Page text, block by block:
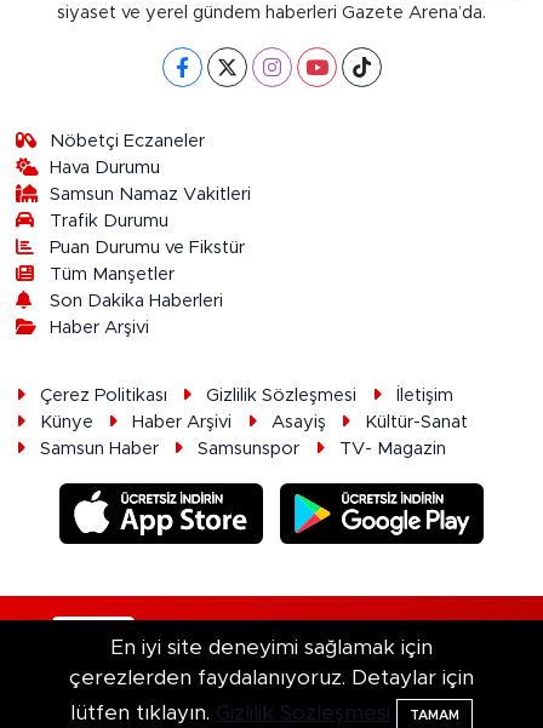
siyaset ve yerel gündem haberleri Gazete Arena’da.
Nöbetçi Eczaneler
Hava Durumu
Samsun Namaz Vakitleri
Trafik Durumu
Puan Durumu ve Fikstür
Tüm Manşetler
Son Dakika Haberleri
Haber Arşivi
Çerez Politikası Gizlilik Sözleşmesi
İletişim
Künye
Haber Arşivi Asayiş
Kültür-Sanat
Samsun Haber
Samsunspor TV- Magazin
Haber Yazılımı:TE Bilişim
En iyi site deneyimi sağlamak için
çerezlerden faydalanıyoruz. Detaylar için
lütfen tıklayın. Gizlilik Sözleşmesi TAMAM